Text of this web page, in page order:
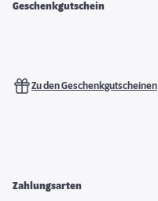
Geschenkgutschein
Zu den Geschenkgutscheinen
Zahlungsarten